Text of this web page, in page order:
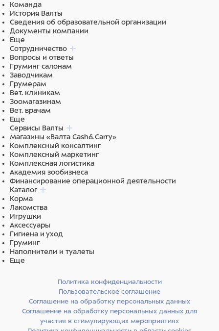
Команда
История Валты
Сведения об образовательной организации
Документы компании
Еще
Сотрудничество
Вопросы и ответы
Груминг салонам
Заводчикам
Грумерам
Вет. клиникам
Зоомагазинам
Вет. врачам
Еще
Сервисы Валты
Магазины «Валта Cash&Carry»
Комплексный консалтинг
Комплексный маркетинг
Комплексная логистика
Академия зообизнеса
Финансирование операционной деятельности
Каталог
Корма
Лакомства
Игрушки
Аксессуары
Гигиена и уход
Груминг
Наполнители и туалеты
Еще
Политика конфиденциальности
Пользовательское соглашение
Соглашение на обработку персональных данных
Соглашение на обработку персональных данных для
участия в стимулирующих мероприятиях